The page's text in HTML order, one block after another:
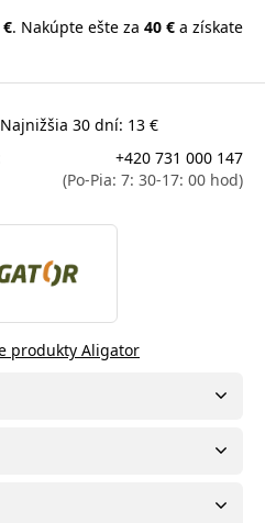
€. Nakúpte ešte za 40 € a získate
Najnižšia 30 dní: 13 €
+420 731 000 147
(Po-Pia: 7: 30-17: 00 hod)
produkty Aligator